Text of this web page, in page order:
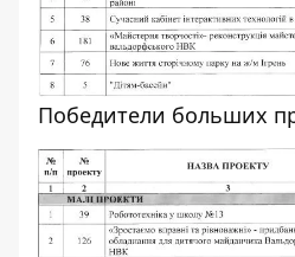
Победители больших